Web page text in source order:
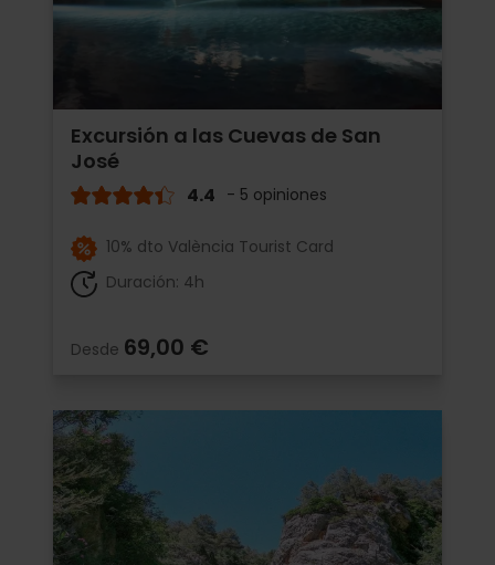
Excursión a las Cuevas de San
José
4.4 - 5 opiniones
10% dto València Tourist Card
Duración: 4h
Desde 69,00 €